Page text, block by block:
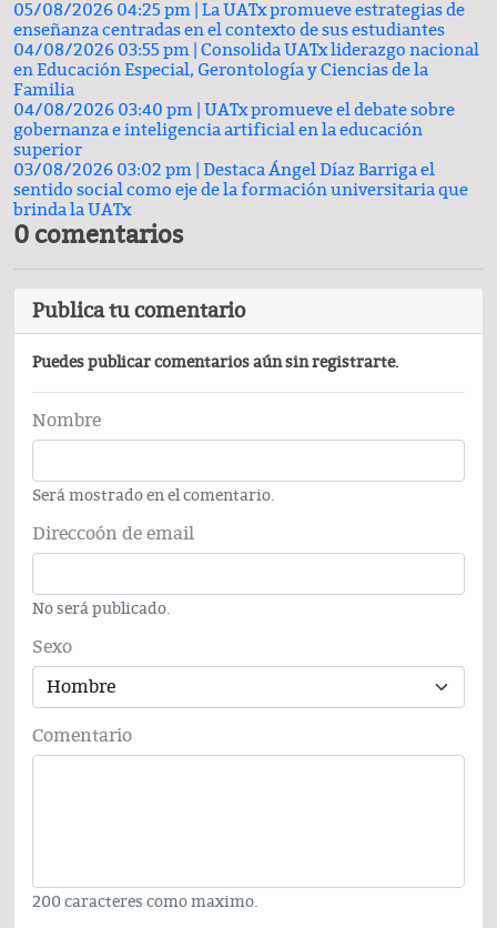
05/08/2026 04:25 pm | La UATx promueve estrategias de
enseñanza centradas en el contexto de sus estudiantes
04/08/2026 03:55 pm | Consolida UATx liderazgo nacional
en Educación Especial, Gerontología y Ciencias de la
Familia
04/08/2026 03:40 pm | UATx promueve el debate sobre
gobernanza e inteligencia artificial en la educación
superior
03/08/2026 03:02 pm | Destaca Ángel Díaz Barriga el
sentido social como eje de la formación universitaria que
brinda la UATx
0 comentarios
Publica tu comentario
Puedes publicar comentarios aún sin registrarte.
Nombre
Será mostrado en el comentario.
Direccoón de email
No será publicado.
Sexo
Comentario
200 caracteres como maximo.